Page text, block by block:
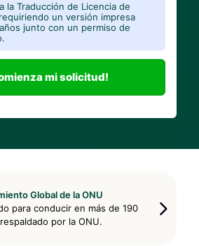
la Traducción de Licencia de
un versión impresa
junto con un permiso de
mi solicitud!
Global de la ONU
para conducir en más de 190
por la ONU.